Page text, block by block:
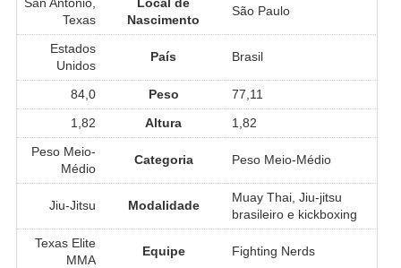
Texas
Nascimento
São Paulo
Estados
Unidos
País Brasil
84,0 Peso
77,11
1,82
Altura
1,82
Peso Meio-
Médio
Categoria Peso Meio-Médio
Jiu-Jitsu Modalidade
Muay Thai, Jiu-jitsu
brasileiro e kickboxing
Texas Elite
MMA
Equipe Fighting Nerds